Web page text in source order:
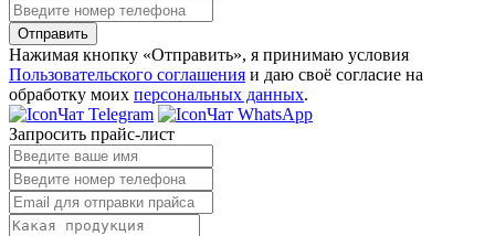
Отправить
Нажимая кнопку «Отправить», я принимаю условия
Пользовательского соглашения и даю своё согласие на
обработку моих персональных данных.
Чат Telegram
Чат WhatsApp
Запросить прайс-лист